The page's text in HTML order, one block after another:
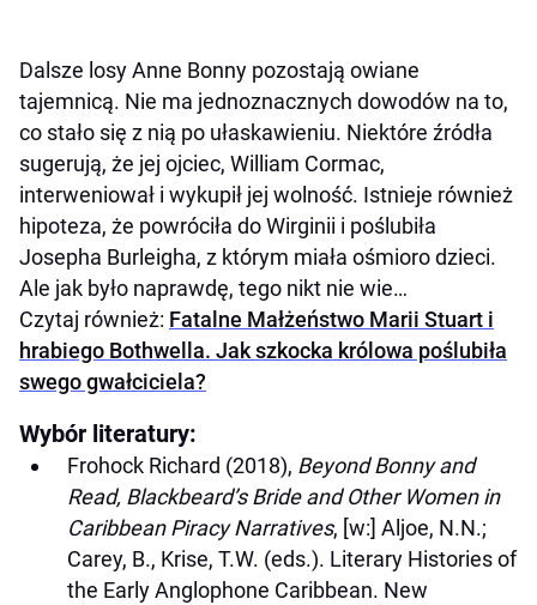
Dalsze losy Anne Bonny pozostają owiane
tajemnicą. Nie ma jednoznacznych dowodów na to,
co stało się z nią po ułaskawieniu. Niektóre źródła
sugerują, że jej ojciec, William Cormac,
interweniował i wykupił jej wolność. Istnieje również
hipoteza, że powróciła do Wirginii i poślubiła
Josepha Burleigha, z którym miała ośmioro dzieci.
Ale jak było naprawdę, tego nikt nie wie…
Czytaj również: Fatalne Małżeństwo Marii Stuart i
hrabiego Bothwella. Jak szkocka królowa poślubiła
swego gwałciciela?
Wybór literatury:
Frohock Richard (2018), Beyond Bonny and
Read, Blackbeard’s Bride and Other Women in
Caribbean Piracy Narratives, [w:] Aljoe, N.N.;
Carey, B., Krise, T.W. (eds.). Literary Histories of
the Early Anglophone Caribbean. New